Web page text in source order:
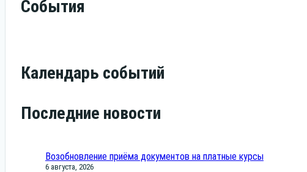
События
Календарь событий
Последние новости
Возобновление приёма документов на платные курсы
6 августа, 2026